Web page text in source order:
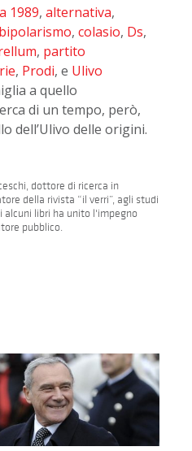
1989, alternativa,
bipolarismo, colasio, Ds,
, partito
, Prodi, e Ulivo
a quello
di un tempo, però,
dell’Ulivo delle origini.
dottore di ricerca in
della rivista “il verri”, agli studi
alcuni libri ha unito l'impegno
pubblico.